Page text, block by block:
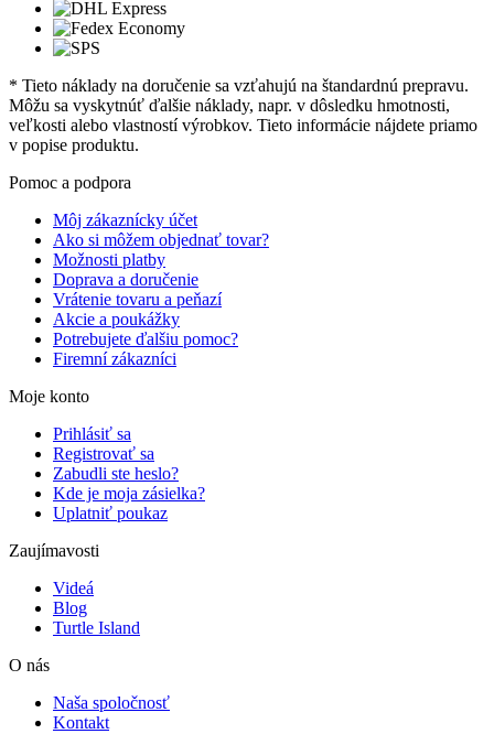
* Tieto náklady na doručenie sa vzťahujú na štandardnú prepravu.
Môžu sa vyskytnúť ďalšie náklady, napr. v dôsledku hmotnosti,
veľkosti alebo vlastností výrobkov. Tieto informácie nájdete priamo
v popise produktu.
Pomoc a podpora
Môj zákaznícky účet
Ako si môžem objednať tovar?
Možnosti platby
Doprava a doručenie
Vrátenie tovaru a peňazí
Akcie a poukážky
Potrebujete ďalšiu pomoc?
Firemní zákazníci
Moje konto
Prihlásiť sa
Registrovať sa
Zabudli ste heslo?
Kde je moja zásielka?
Uplatniť poukaz
Zaujímavosti
Videá
Blog
Turtle Island
O nás
Naša spoločnosť
Kontakt